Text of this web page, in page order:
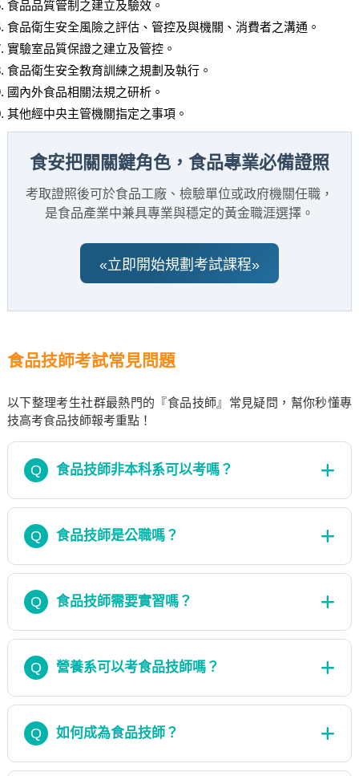
食品品質管制之建立及驗效。
食品衛生安全風險之評估、管控及與機關、消費者之溝通。
實驗室品質保證之建立及管控。
食品衛生安全教育訓練之規劃及執行。
國內外食品相關法規之研析。
其他經中央主管機關指定之事項。
食安把關關鍵角色，食品專業必備證照
考取證照後可於食品工廠、檢驗單位或政府機關任職，
是食品產業中兼具專業與穩定的黃金職涯選擇。
«立即開始規劃考試課程»
食品技師考試常見問題
以下整理考生社群最熱門的『食品技師』常見疑問，幫你秒懂專
技高考食品技師報考重點！
Q 食品技師非本科系可以考嗎？
Q 食品技師是公職嗎？
Q 食品技師需要實習嗎？
Q 營養系可以考食品技師嗎？
Q 如何成為食品技師？